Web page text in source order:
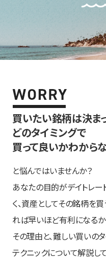
買いたい銘柄は決ま
どのタイミングで
買って良いかわから
と悩んではいませんか？
あなたの目的がデイトレ
く、資産としてその銘柄を
れば早いほど有利になるか
その理由と、難しい買いの
テクニックについて解説し